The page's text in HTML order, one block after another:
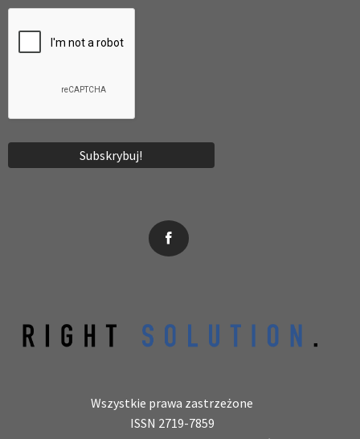
Wszystkie prawa zastrzeżone
ISSN 2719-7859